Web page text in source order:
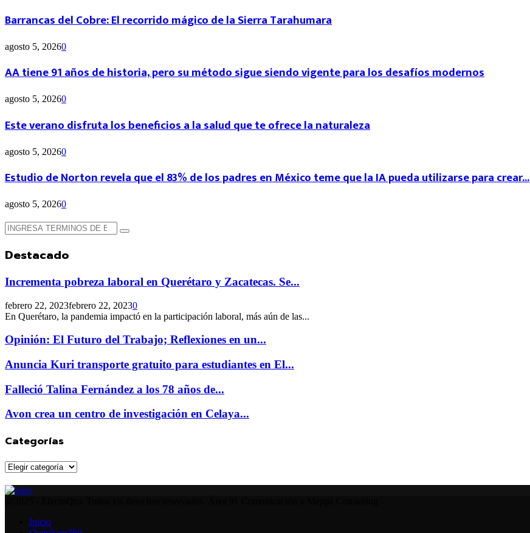
Barrancas del Cobre: El recorrido mágico de la Sierra Tarahumara
agosto 5, 20260
AA tiene 91 años de historia, pero su método sigue siendo vigente para los desafíos modernos
agosto 5, 20260
Este verano disfruta los beneficios a la salud que te ofrece la naturaleza
agosto 5, 20260
Estudio de Norton revela que el 83% de los padres en México teme que la IA pueda utilizarse para crear...
agosto 5, 20260
Búsqueda
de:
Búsqueda
Destacado
Incrementa pobreza laboral en Querétaro y Zacatecas. Se...
febrero 22, 2023febrero 22, 20230
En Querétaro, la pandemia impactó en la participación laboral, más aún de las...
Opinión: El Futuro del Trabajo; Reflexiones en un...
Anuncia Kuri transporte gratuito para estudiantes en El...
Falleció Talina Fernández a los 78 años de...
Avon crea un centro de investigación en Celaya...
Categorías
Categorías
Inicio